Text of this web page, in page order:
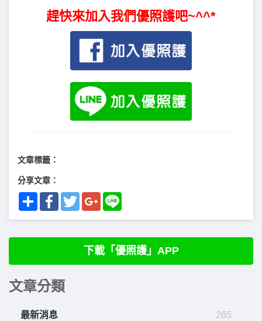
趕快來加入我們優照護吧~^^*
文章標籤：
分享文章：
Share FacebookTwitterGoogle+
下載「優照護」APP
文章分類
最新消息 265